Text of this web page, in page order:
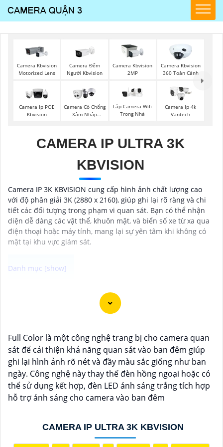
Camera Kbvision
Motorized Lens
Camera Đếm
Người Kbvision
Camera Kbvision
2MP
Camera Kbvision
360 Toàn Cảnh
Camera Ip POE
Kbvision
Camera Có Chống
Xâm Nhập
Lắp Camera Wifi
Trong Nhà
Camera Ip 4k
Vantech
CAMERA IP ULTRA 3K
KBVISION
Camera IP 3K KBVISION cung cấp hình ảnh chất lượng cao
với độ phân giải 3K (2880 x 2160), giúp ghi lại rõ ràng và chi
tiết các đối tượng trong phạm vi quan sát. Bạn có thể nhận
diện dễ dàng các vật thể, khuôn mặt, và biển số xe từ xa qua
điện thoại hoặc máy tính, mang lại sự yên tâm khi không có
mặt tại khu vực giám sát.
Chào bạn, dưới đây là một số câu giới thiệu cho việc
mua Camera Kbvision với chiết khấu cao và giải pháp
Kbvision với chiết khấu hấp dẫn? Hãy đến với chúng
tôi để nhận ưu đãi đặc biệt và được tư vấn về giải
pháp chính xác nhất cho nhu cầu an ninh của bạn!"
️🏅️2:"Bạn muốn mua Camera Kbvision với giá ưu đãi
và giải pháp phù hợp? Liên hệ ngay với chúng tôi để
được hỗ trợ tốt nhất từ đội ngũ chuyên gia có kinh
"Chúng tôi cam kết cung cấp Camera Kbvision
chính hãng với chiết khấu cao nhất trên thị trường.
Full Color là một công nghệ trang bị cho camera quan
sát để cải thiện khả năng quan sát vào ban đêm giúp
ghi lại hình ảnh rõ nét và đầy màu sắc giống như ban
ngày. Công nghệ này thay thế đèn hồng ngoại hoặc có
thể sử dụng kết hợp, đèn LED ánh sáng trắng tích hợp
hỗ trợ ánh sáng cho camera vào ban đêm
CAMERA IP ULTRA 3K KBVISION